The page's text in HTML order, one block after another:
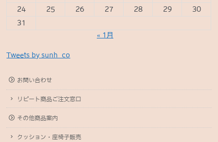
24
25 26 27 28 29
30
31
« 1月
Tweets by sunh_co
お問い合わせ
リピート商品ご注文窓口
その他商品案内
クッション・座椅子販売